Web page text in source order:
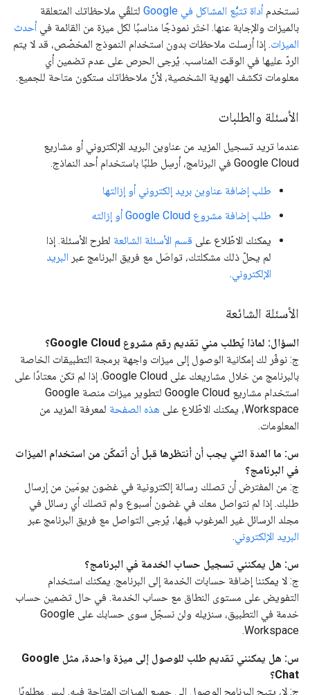
نستخدمأداة تتبُّع المشاكل في Google
لتلقّي ملاحظاتك المتعلقة
بالميزات والإجابة عنها. اختَر نموذجًا مناسبًا لكل ميزة من القائمة فيأحدث
الميزات. إذا أرسلت ملاحظات بدون استخدام النموذج المخصّص، قد لا يتم
الردّ عليها في الوقت المناسب. يُرجى الحرص على عدم تضمين أي
معلومات تكشف الهوية الشخصية، لأنّ ملاحظاتك ستكون متاحة للجميع.
الأسئلة والطلبات
عندما تريد تسجيل المزيد من عناوين البريد الإلكتروني أو مشاريع
Google Cloud في البرنامج، أرسِل طلبًا باستخدام أحد النماذج.
طلب إضافة عناوين بريد إلكتروني أو إزالتها
طلب إضافة مشروع Google Cloud أو إزالته
يمكنك الاطّلاع على قسم الأسئلة الشائعة لطرح الأسئلة. إذا
لم يحلّ ذلك مشكلتك، تواصَل مع فريق البرنامج عبر البريد
الإلكتروني.
الأسئلة الشائعة
السؤال: لماذا يُطلب مني تقديم رقم مشروع Google Cloud؟
ج: نوفّر لك إمكانية الوصول إلى ميزات واجهة برمجة التطبيقات الخاصة
بالبرنامج من خلال مشاريعك على Google Cloud. إذا لم تكن معتادًا على
استخدام مشاريع Google Cloud لتطوير ميزات منصة Google
Workspace، يمكنك الاطّلاع على
هذه الصفحة لمعرفة المزيد من
المعلومات.
س: ما المدة التي يجب أن أنتظرها قبل أن أتمكّن من استخدام الميزات
في البرنامج؟
ج: من المفترض أن تصلك رسالة إلكترونية في غضون يومَين من إرسال
طلبك. إذا لم نتواصل معك في غضون أسبوع ولم تصلك أي رسائل في
مجلد الرسائل غير المرغوب فيها، يُرجى التواصل مع فريق البرنامج عبر
البريد الإلكتروني.
س: هل يمكنني تسجيل حساب الخدمة في البرنامج؟
ج: لا يمكننا إضافة حسابات الخدمة إلى البرنامج. يمكنك استخدام
التفويض على مستوى النطاق مع حساب الخدمة. في حال تضمين حساب
خدمة في التطبيق، سنزيله ولن نسجّل سوى حسابك على Google
Workspace.
س: هل يمكنني تقديم طلب للوصول إلى ميزة واحدة، مثل Google
Chat؟
ج: لا، يتيح البرنامج الوصول إلى جميع الميزات المتاحة فيه. ليس مطلوبًا